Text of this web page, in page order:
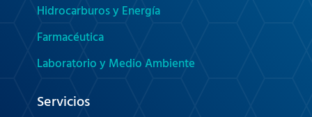
Hidrocarburos y Energía
Farmacéutica
Laboratorio y Medio Ambiente
Servicios